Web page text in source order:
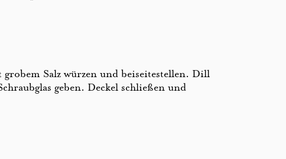
Salz würzen und beiseitestellen. Dill
geben. Deckel schließen und